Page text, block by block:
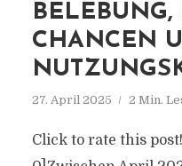
BELEBUNG,
CHANCEN
27. April 2025 2 Min.
Click to rate this